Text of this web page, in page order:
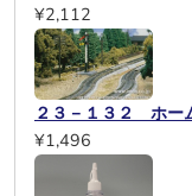
¥2,112
２３－１３２ ホー
¥1,496